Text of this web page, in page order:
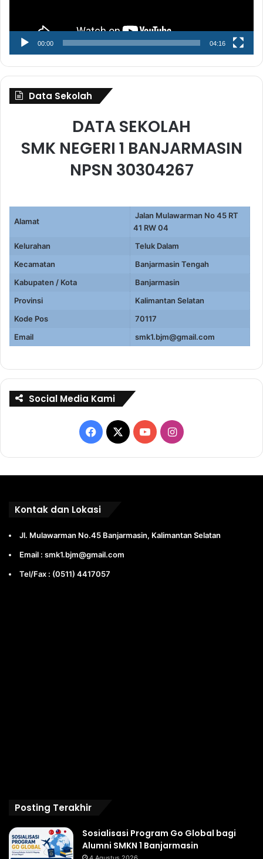
00:00 04:16
Data Sekolah
DATA SEKOLAH
SMK NEGERI 1 BANJARMASIN
NPSN 30304267
Alamat
Jalan Mulawarman No 45 RT
41 RW 04
Kelurahan
Teluk Dalam
Kecamatan
Banjarmasin Tengah
Kabupaten / Kota
Banjarmasin
Provinsi
Kalimantan Selatan
Kode Pos
70117
Email
smk1.bjm@gmail.com
Social Media Kami
Facebook
X YouTubeInstagram
Kontak dan Lokasi
Jl. Mulawarman No.45 Banjarmasin, Kalimantan Selatan
Email : smk1.bjm@gmail.com
Tel/Fax : (0511) 4417057
Posting Terakhir
Sosialisasi Program Go Global bagi
Alumni SMKN 1 Banjarmasin